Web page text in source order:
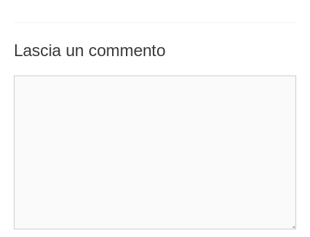
Lascia un commento